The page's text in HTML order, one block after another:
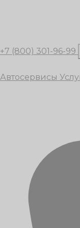
+7 (800) 301-96-99
Автосервисы